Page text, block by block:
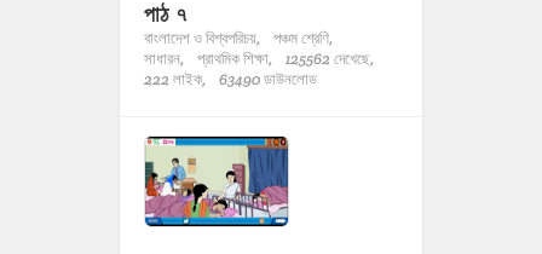
পাঠ ৭
বাংলাদেশ ও বিশ্বপরিচয়,
পঞ্চম শ্রেণি,
সাধারন,
প্রাথমিক শিক্ষা,
125562 দেখেছে,
222 লাইক,
63490 ডাউনলোড